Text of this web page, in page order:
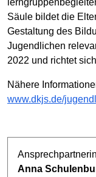
Säule bildet die
Gestaltung des
Jugendlichen
2022 und richtet
Nähere
www.dkjs.de/
Anna